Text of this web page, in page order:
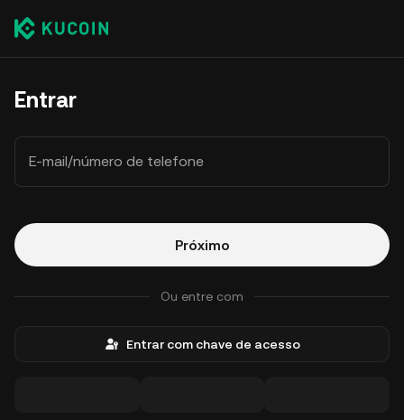
Entrar
E-mail/número de telefone
Próximo
Ou entre com
Entrar com chave de acesso